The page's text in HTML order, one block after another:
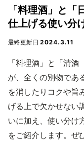
「料理酒」と
仕上げる使い分
最終更新日2024.3.11
「料理酒」と「清
が、全くの別物であ
を消したりコクや旨
げる上で欠かせない
いに加え、使い分け
をご紹介します。ぜ